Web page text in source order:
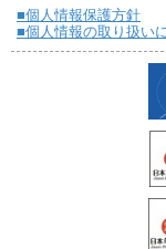
■個人情報保護方針
■個人情報の取り扱い